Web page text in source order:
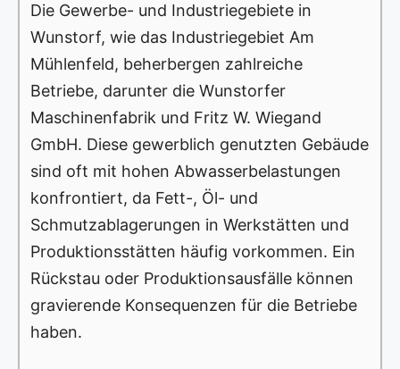
Die Gewerbe- und Industriegebiete in
Wunstorf, wie das Industriegebiet Am
Mühlenfeld, beherbergen zahlreiche
Betriebe, darunter die Wunstorfer
Maschinenfabrik und Fritz W. Wiegand
GmbH. Diese gewerblich genutzten Gebäude
sind oft mit hohen Abwasserbelastungen
konfrontiert, da Fett-, Öl- und
Schmutzablagerungen in Werkstätten und
Produktionsstätten häufig vorkommen. Ein
Rückstau oder Produktionsausfälle können
gravierende Konsequenzen für die Betriebe
haben.